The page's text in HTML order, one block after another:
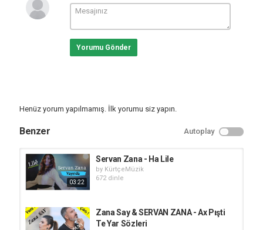
Yorumu Gönder
Henüz yorum yapılmamış. İlk yorumu siz yapın.
Benzer Autoplay
03:22
Servan Zana - Ha Lile
by KürtçeMüzik
672 dinle
Zana Say & SERVAN ZANA - Ax Pışti
Te Yar Sözleri